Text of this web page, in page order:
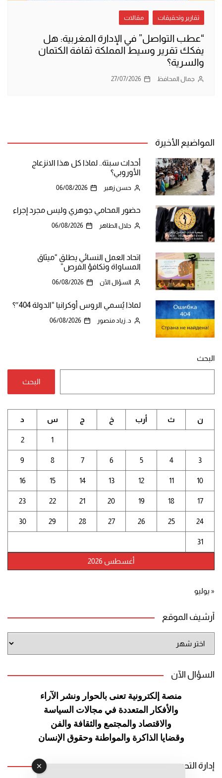
تقارير وتحقيقات مقالات
“عطب التواصل” في الإدارة المغربية: هل
يفكك تقرير وسيط المملكة ثقافة الكتمان
والسرية؟
جمال المحافظ 27/07/2026
المواضيع الأخيرة
أحداث سبتة.. لماذا كل هذا الانزعاج
الأوروبي؟
حسن زهير 06/08/2026
حضور المحامي جوهري وليس مجرد إجراء
جلال الطاهر 06/08/2026
اتحاد العمل النسائي يطلق “ميثاق
المساواة وتكافؤ الفرص”
السؤال الآن 06/08/2026
لماذا يُسمي الروس أوكرانيا “الدولة 404″؟
د. زياد منصور 06/08/2026
البحث
البحث
أغسطس 2026
ن ث أرب خ ج س د
1
2
3
4
5
6
7
8
9
10
11
12
13
14
15
16
17
18
19
20
21
22
23
24
25
26
27
28
29
30
31
« يوليو
أرشيف الموقع
الموقع
السؤال الآن
منصة إلكترونية تعنى بالحوار ونشر الآراء
والأفكار المتعددة في مجالات السياسة
والاقتصاد والمجتمع والثقافة والفن
وقضايا الذاكرة والمواطنة وحقوق الإنسان
إدارة التحرير